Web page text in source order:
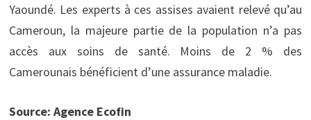
Yaoundé. Les experts à ces assises avaient relevé qu’au
Cameroun, la majeure partie de la population n’a pas
accès aux soins de santé. Moins de 2 % des
Camerounais bénéficient d’une assurance maladie.
Source: Agence Ecofin